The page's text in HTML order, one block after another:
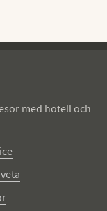
med hotell och